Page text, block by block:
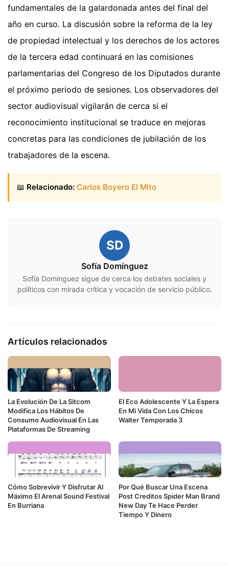
fundamentales de la galardonada antes del final del
año en curso. La discusión sobre la reforma de la ley
de propiedad intelectual y los derechos de los actores
de la tercera edad continuará en las comisiones
parlamentarias del Congreso de los Diputados durante
el próximo periodo de sesiones. Los observadores del
sector audiovisual vigilarán de cerca si el
reconocimiento institucional se traduce en mejoras
concretas para las condiciones de jubilación de los
trabajadores de la escena.
📖 Relacionado: Carlos Boyero El Mito
SD
Sofía Domínguez
Sofía Domínguez sigue de cerca los debates sociales y
políticos con mirada crítica y vocación de servicio público.
Artículos relacionados
La Evolución De La Sitcom
Modifica Los Hábitos De
Consumo Audiovisual En Las
Plataformas De Streaming
El Eco Adolescente Y La Espera
En Mi Vida Con Los Chicos
Walter Temporada 3
Cómo Sobrevivir Y Disfrutar Al
Máximo El Arenal Sound Festival
En Burriana
Por Qué Buscar Una Escena
Post Creditos Spider Man Brand
New Day Te Hace Perder
Tiempo Y Dinero